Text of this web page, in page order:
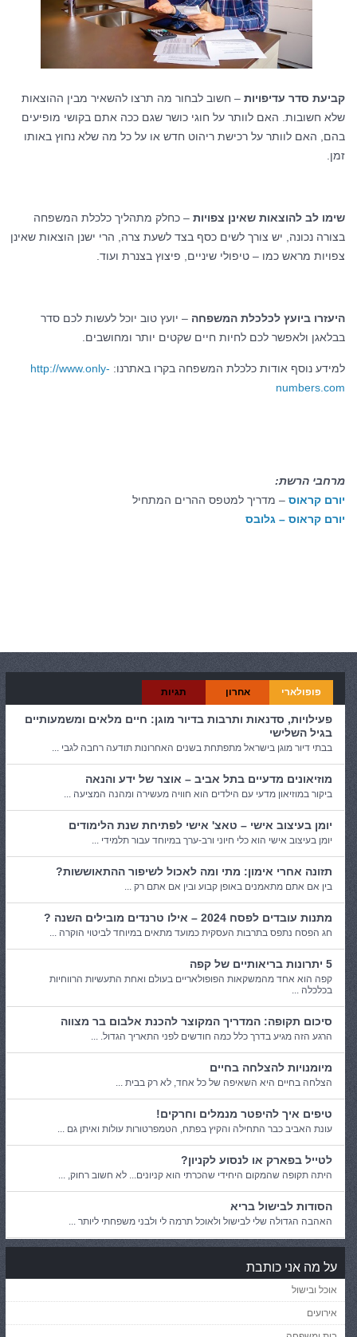
קביעת סדר עדיפויות – חשוב לבחור מה תרצו להשאיר מבין ההוצאות
שלא חשובות. האם לוותר על חוגי כושר שגם ככה אתם בקושי מופיעים
בהם, האם לוותר על רכישת ריהוט חדש או על כל מה שלא נחוץ באותו
זמן.
שימו לב להוצאות שאינן צפויות – כחלק מתהליך כלכלת המשפחה
בצורה נכונה, יש צורך לשים כסף בצד לשעת צרה, הרי ישנן הוצאות שאינן
צפויות מראש כמו – טיפולי שיניים, פיצוץ בצנרת ועוד.
היעזרו ביועץ לכלכלת המשפחה – יועץ טוב יוכל לעשות לכם סדר
בבלאגן ולאפשר לכם לחיות חיים שקטים יותר ומחושבים.
למידע נוסף אודות כלכלת המשפחה בקרו באתרנו: http://www.only-
numbers.com
מרחבי הרשת:
יורם קראוס – מדריך למטפס ההרים המתחיל
יורם קראוס – גלובס
פופולארי אחרון תגיות
פעילויות, סדנאות ותרבות בדיור מוגן: חיים מלאים ומשמעותיים
בגיל השלישי
בבתי דיור מוגן בישראל מתפתחת בשנים האחרונות תודעה רחבה לגבי ...
מוזיאונים מדעיים בתל אביב – אוצר של ידע והנאה
ביקור במוזיאון מדעי עם הילדים הוא חוויה מעשירה ומהנה המציעה ...
יומן בעיצוב אישי – טאצ' אישי לפתיחת שנת הלימודים
יומן בעיצוב אישי הוא כלי חיוני ורב-ערך במיוחד עבור תלמידי ...
תזונה אחרי אימון: מתי ומה לאכול לשיפור ההתאוששות?
בין אם אתם מתאמנים באופן קבוע ובין אם אתם רק ...
מתנות עובדים לפסח 2024 – אילו טרנדים מובילים השנה ?
חג הפסח נתפס בתרבות העסקית כמועד מתאים במיוחד לביטוי הוקרה ...
5 יתרונות בריאותיים של קפה
קפה הוא אחד מהמשקאות הפופולאריים בעולם ואחת התעשיות הרווחיות
בכלכלה ...
סיכום תקופה: המדריך המקוצר להכנת אלבום בר מצווה
הרגע הזה מגיע בדרך כלל כמה חודשים לפני התאריך הגדול. ...
מיומנויות להצלחה בחיים
הצלחה בחיים היא השאיפה של כל אחד, לא רק בבית ...
טיפים איך להיפטר מנמלים וחרקים!
עונת האביב כבר התחילה והקיץ בפתח, הטמפרטורות עולות ואיתן גם ...
לטייל בפארק או לנסוע לקניון?
היתה תקופה שהמקום היחידי שהכרתי הוא קניונים... לא חשוב רחוק, ...
הסודות לבישול בריא
האהבה הגדולה שלי לבישול ולאוכל תרמה לי ולבני משפחתי ליותר ...
על מה אני כותבת
אוכל ובישול
אירועים